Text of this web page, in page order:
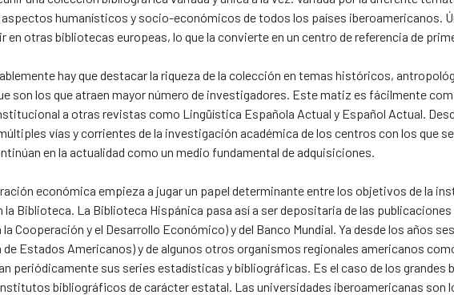
humanísticos y socio-económicos de todos los países iberoamericanos.
otras bibliotecas europeas, lo que la convierte en un centro de referencia de
hay que destacar la riqueza de la colección en temas históricos,
son los que atraen mayor número de investigadores. Este matiz es fácilmente
a otras revistas como Lingüística Española Actual y Español Actual.
vías y corrientes de la investigación académica de los centros con los que
en la actualidad como un medio fundamental de adquisiciones.
económica empieza a jugar un papel determinante entre los objetivos de la
la Biblioteca. La Biblioteca Hispánica pasa así a ser depositaria de las publicaciones
Cooperación y el Desarrollo Económico) y del Banco Mundial. Ya desde los años
de Estados Americanos) y de algunos otros organismos regionales americanos
periódicamente sus series estadísticas y bibliográficas. Es el caso de los grandes
bibliográficos de carácter estatal. Las universidades iberoamericanas son